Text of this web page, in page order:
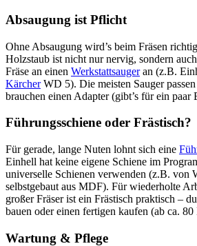
Absaugung ist Pflicht
Ohne Absaugung wird’s beim Fräsen
Holzstaub ist nicht nur nervig, sondern
Fräse an einen Werkstattsaugeran (z.B.
KärcherWD 5). Die meisten Sauger
brauchen einen Adapter (gibt’s für ein paar
Führungsschiene oder Frästisch?
Für gerade, lange Nuten lohnt sich eine
Einhell hat keine eigene Schiene im
universelle Schienen verwenden (z.B. von
selbstgebaut aus MDF). Für wiederholte
großer Fräser ist ein Frästisch praktisch –
bauen oder einen fertigen kaufen (ab ca. 80
Wartung & Pflege